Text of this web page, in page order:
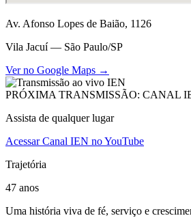
Av. Afonso Lopes de Baião, 1126
Vila Jacuí — São Paulo/SP
Ver no Google Maps →
PRÓXIMA TRANSMISSÃO: CANAL
Assista de qualquer lugar
Acessar Canal IEN no YouTube
Trajetória
47 anos
Uma história viva de fé, serviço e